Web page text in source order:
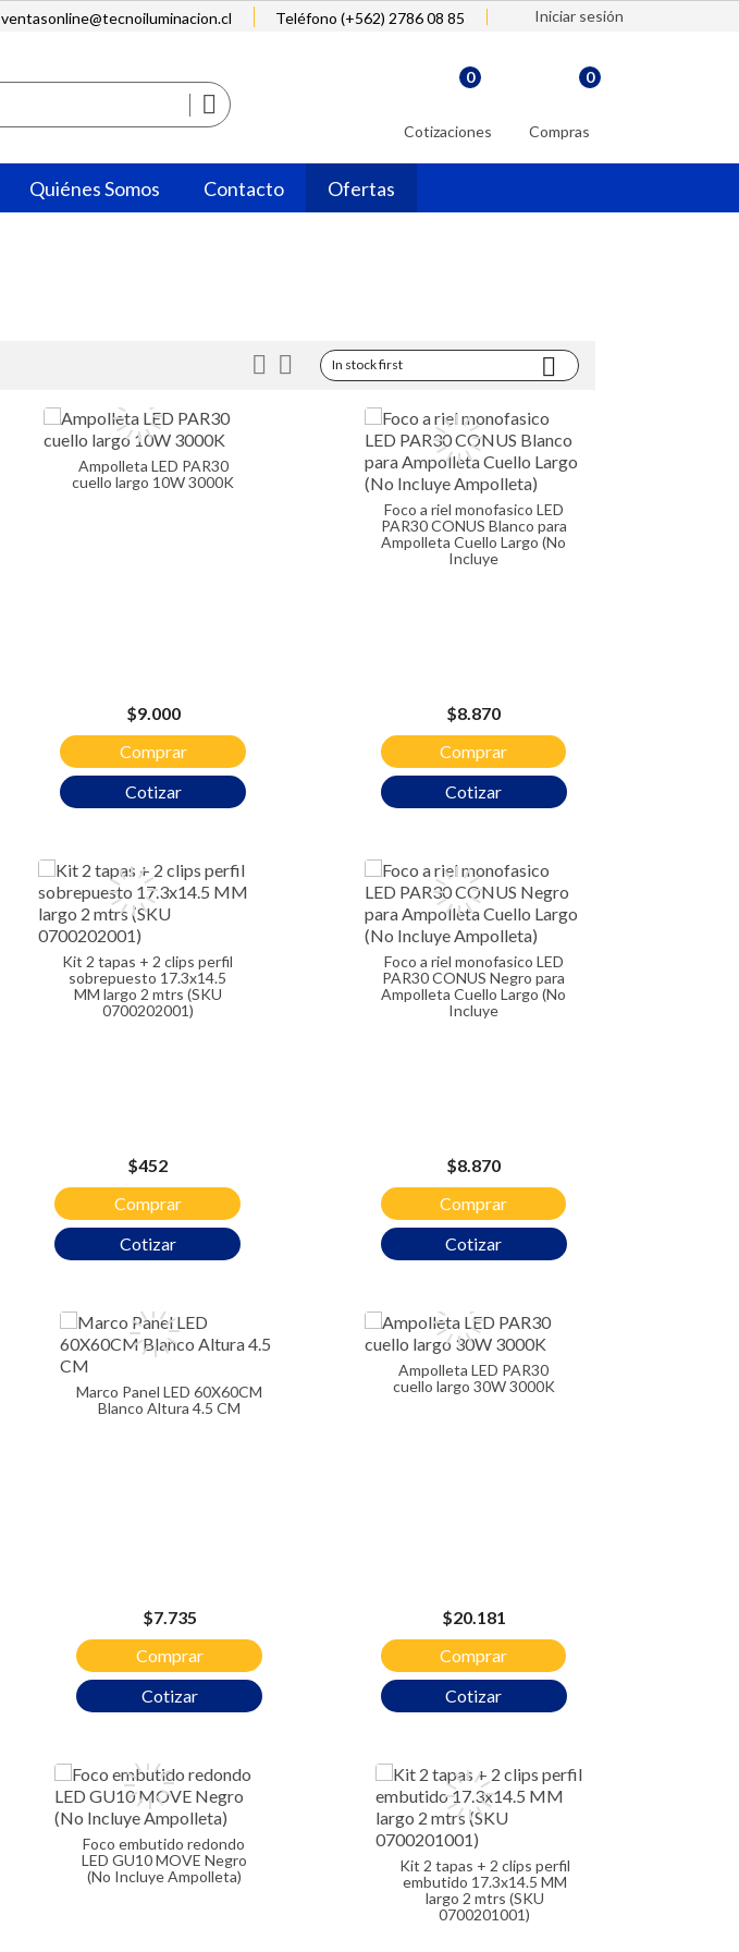
ventasonline@tecnoiluminacion.cl Teléfono (+562) 2786 08 85 Iniciar sesión

Cotizaciones
0
Compras
0
Quiénes Somos Contacto Ofertas
  In stock first 
Ampolleta LED PAR30
cuello largo 10W 3000K
Cotizar
Precio
$9.000
Comprar
Foco a riel monofasico LED
PAR30 CONUS Blanco para
Ampolleta Cuello Largo (No
Incluye
Cotizar
Precio
$8.870
Comprar
Kit 2 tapas + 2 clips perfil
sobrepuesto 17.3x14.5
MM largo 2 mtrs (SKU
0700202001)
Cotizar
Precio
$452
Comprar
Foco a riel monofasico LED
PAR30 CONUS Negro para
Ampolleta Cuello Largo (No
Incluye
Cotizar
Precio
$8.870
Comprar
Marco Panel LED 60X60CM
Blanco Altura 4.5 CM
Cotizar
Precio
$7.735
Comprar
Ampolleta LED PAR30
cuello largo 30W 3000K
Cotizar
Precio
$20.181
Comprar
Foco embutido redondo
LED GU10 MOVE Negro
(No Incluye Ampolleta)
Kit 2 tapas + 2 clips perfil
embutido 17.3x14.5 MM
largo 2 mtrs (SKU
0700201001)